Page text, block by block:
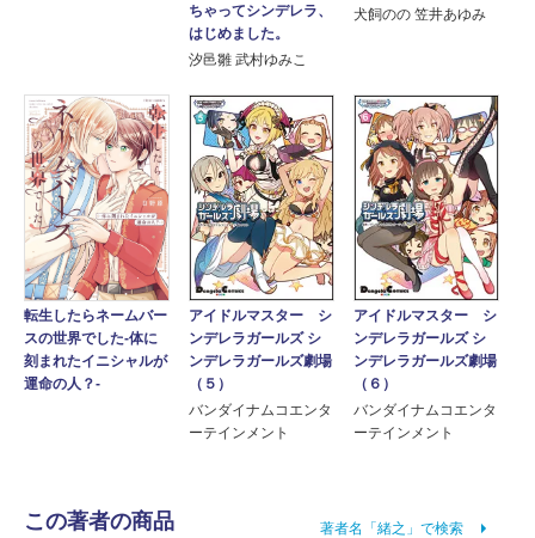
ちゃってシンデレラ、
はじめました。
汐邑雛 武村ゆみこ
犬飼のの 笠井あゆみ
転生したらネームバー
スの世界でした‐体に
刻まれたイニシャルが
運命の人？‐
アイドルマスター シ
ンデレラガールズ シ
ンデレラガールズ劇場
（５）
バンダイナムコエンタ
ーテインメント
アイドルマスター シ
ンデレラガールズ シ
ンデレラガールズ劇場
（６）
バンダイナムコエンタ
ーテインメント
この著者の商品 著者名「緒之」で検索